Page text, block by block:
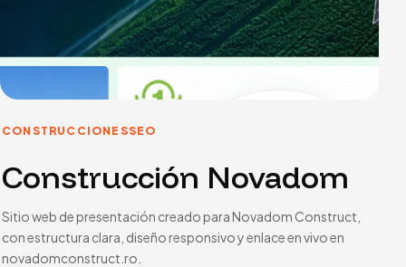
CONSTRUCCIONESSEO
Construcción Novadom
Sitio web de presentación creado para Novadom Construct,
con estructura clara, diseño responsivo y enlace en vivo en
novadomconstruct.ro.